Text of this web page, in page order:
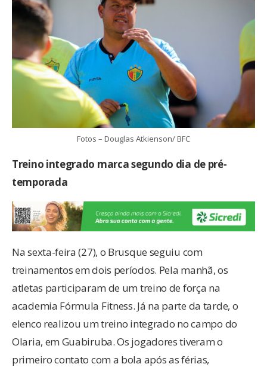
Fotos – Douglas Atkienson/ BFC
Treino integrado marca segundo dia de pré-
temporada
Na sexta-feira (27), o Brusque seguiu com
treinamentos em dois períodos. Pela manhã, os
atletas participaram de um treino de força na
academia Fórmula Fitness. Já na parte da tarde, o
elenco realizou um treino integrado no campo do
Olaria, em Guabiruba. Os jogadores tiveram o
primeiro contato com a bola após as férias,